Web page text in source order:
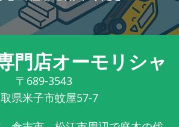
門店オーモリシャ
〒689-3543
県米子市蚊屋57-7